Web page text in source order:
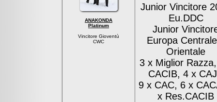
ANAKONDA
Platinum
Vincitore Gioventù
CWC
Junior Vincitore
Eu.DDC
Junior
Europa
Orientale
3 x Miglior
CACIB, 4 x
9 x CAC, 6 x
x Res.CACIB